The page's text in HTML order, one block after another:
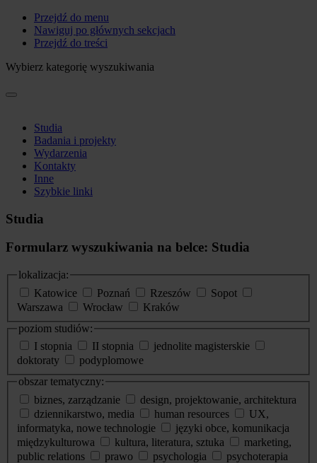
Przejdź do menu
Nawiguj po głównych sekcjach
Przejdź do treści
Wybierz kategorię wyszukiwania
Studia
Badania i projekty
Wydarzenia
Kontakty
Inne
Szybkie linki
Studia
Formularz wyszukiwania na belce: Studia
lokalizacja:
Katowice
Poznań Rzeszów
Sopot
Warszawa
Wrocław
Kraków
poziom studiów:
I stopnia
II stopnia
jednolite magisterskie
doktoraty
podyplomowe
obszar tematyczny:
biznes, zarządzanie
design, projektowanie, architektura
dziennikarstwo, media
human resources
UX,
informatyka, nowe technologie
języki obce, komunikacja
międzykulturowa
kultura, literatura, sztuka
marketing,
public relations
prawo psychologia
psychoterapia